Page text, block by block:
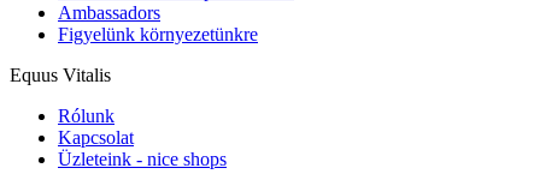
Ambassadors
Figyelünk környezetünkre
Equus Vitalis
Rólunk
Kapcsolat
Üzleteink - nice shops